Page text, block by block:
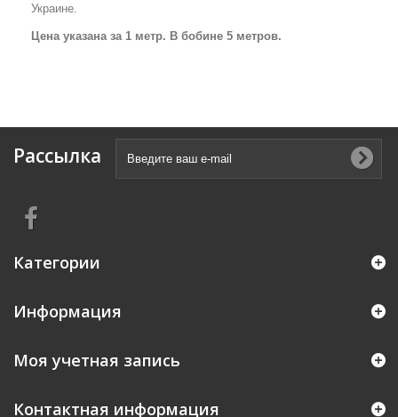
Украине.
Цена указана за 1 метр. В бобине 5 метров.
Рассылка
Категории
Информация
Моя учетная запись
Контактная информация